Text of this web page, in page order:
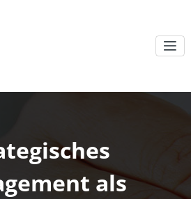
als